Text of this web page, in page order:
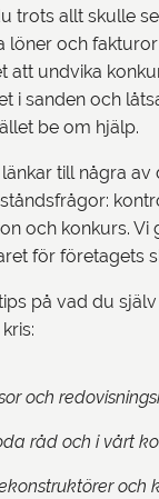
trots allt skulle
löner och
att undvika
i sanden och
be om hjälp.
länkar till några
och konkurs. Vi
för företagets
på vad du
och
råd och i vårt
och